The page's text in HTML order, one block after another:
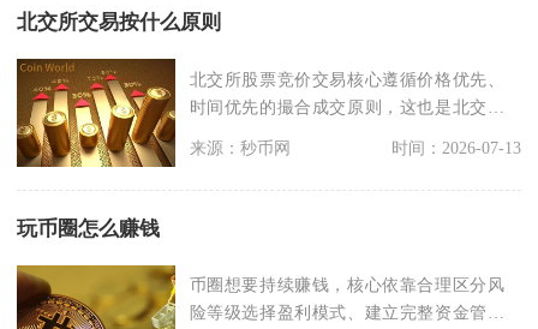
北交所交易按什么原则
北交所股票竞价交易核心遵循价格优先、
时间优先的撮合成交原则，这也是北交所
来源：秒币网 时间：2026-07-13
玩币圈怎么赚钱
币圈想要持续赚钱，核心依靠合理区分风
险等级选择盈利模式、建立完整资金管理